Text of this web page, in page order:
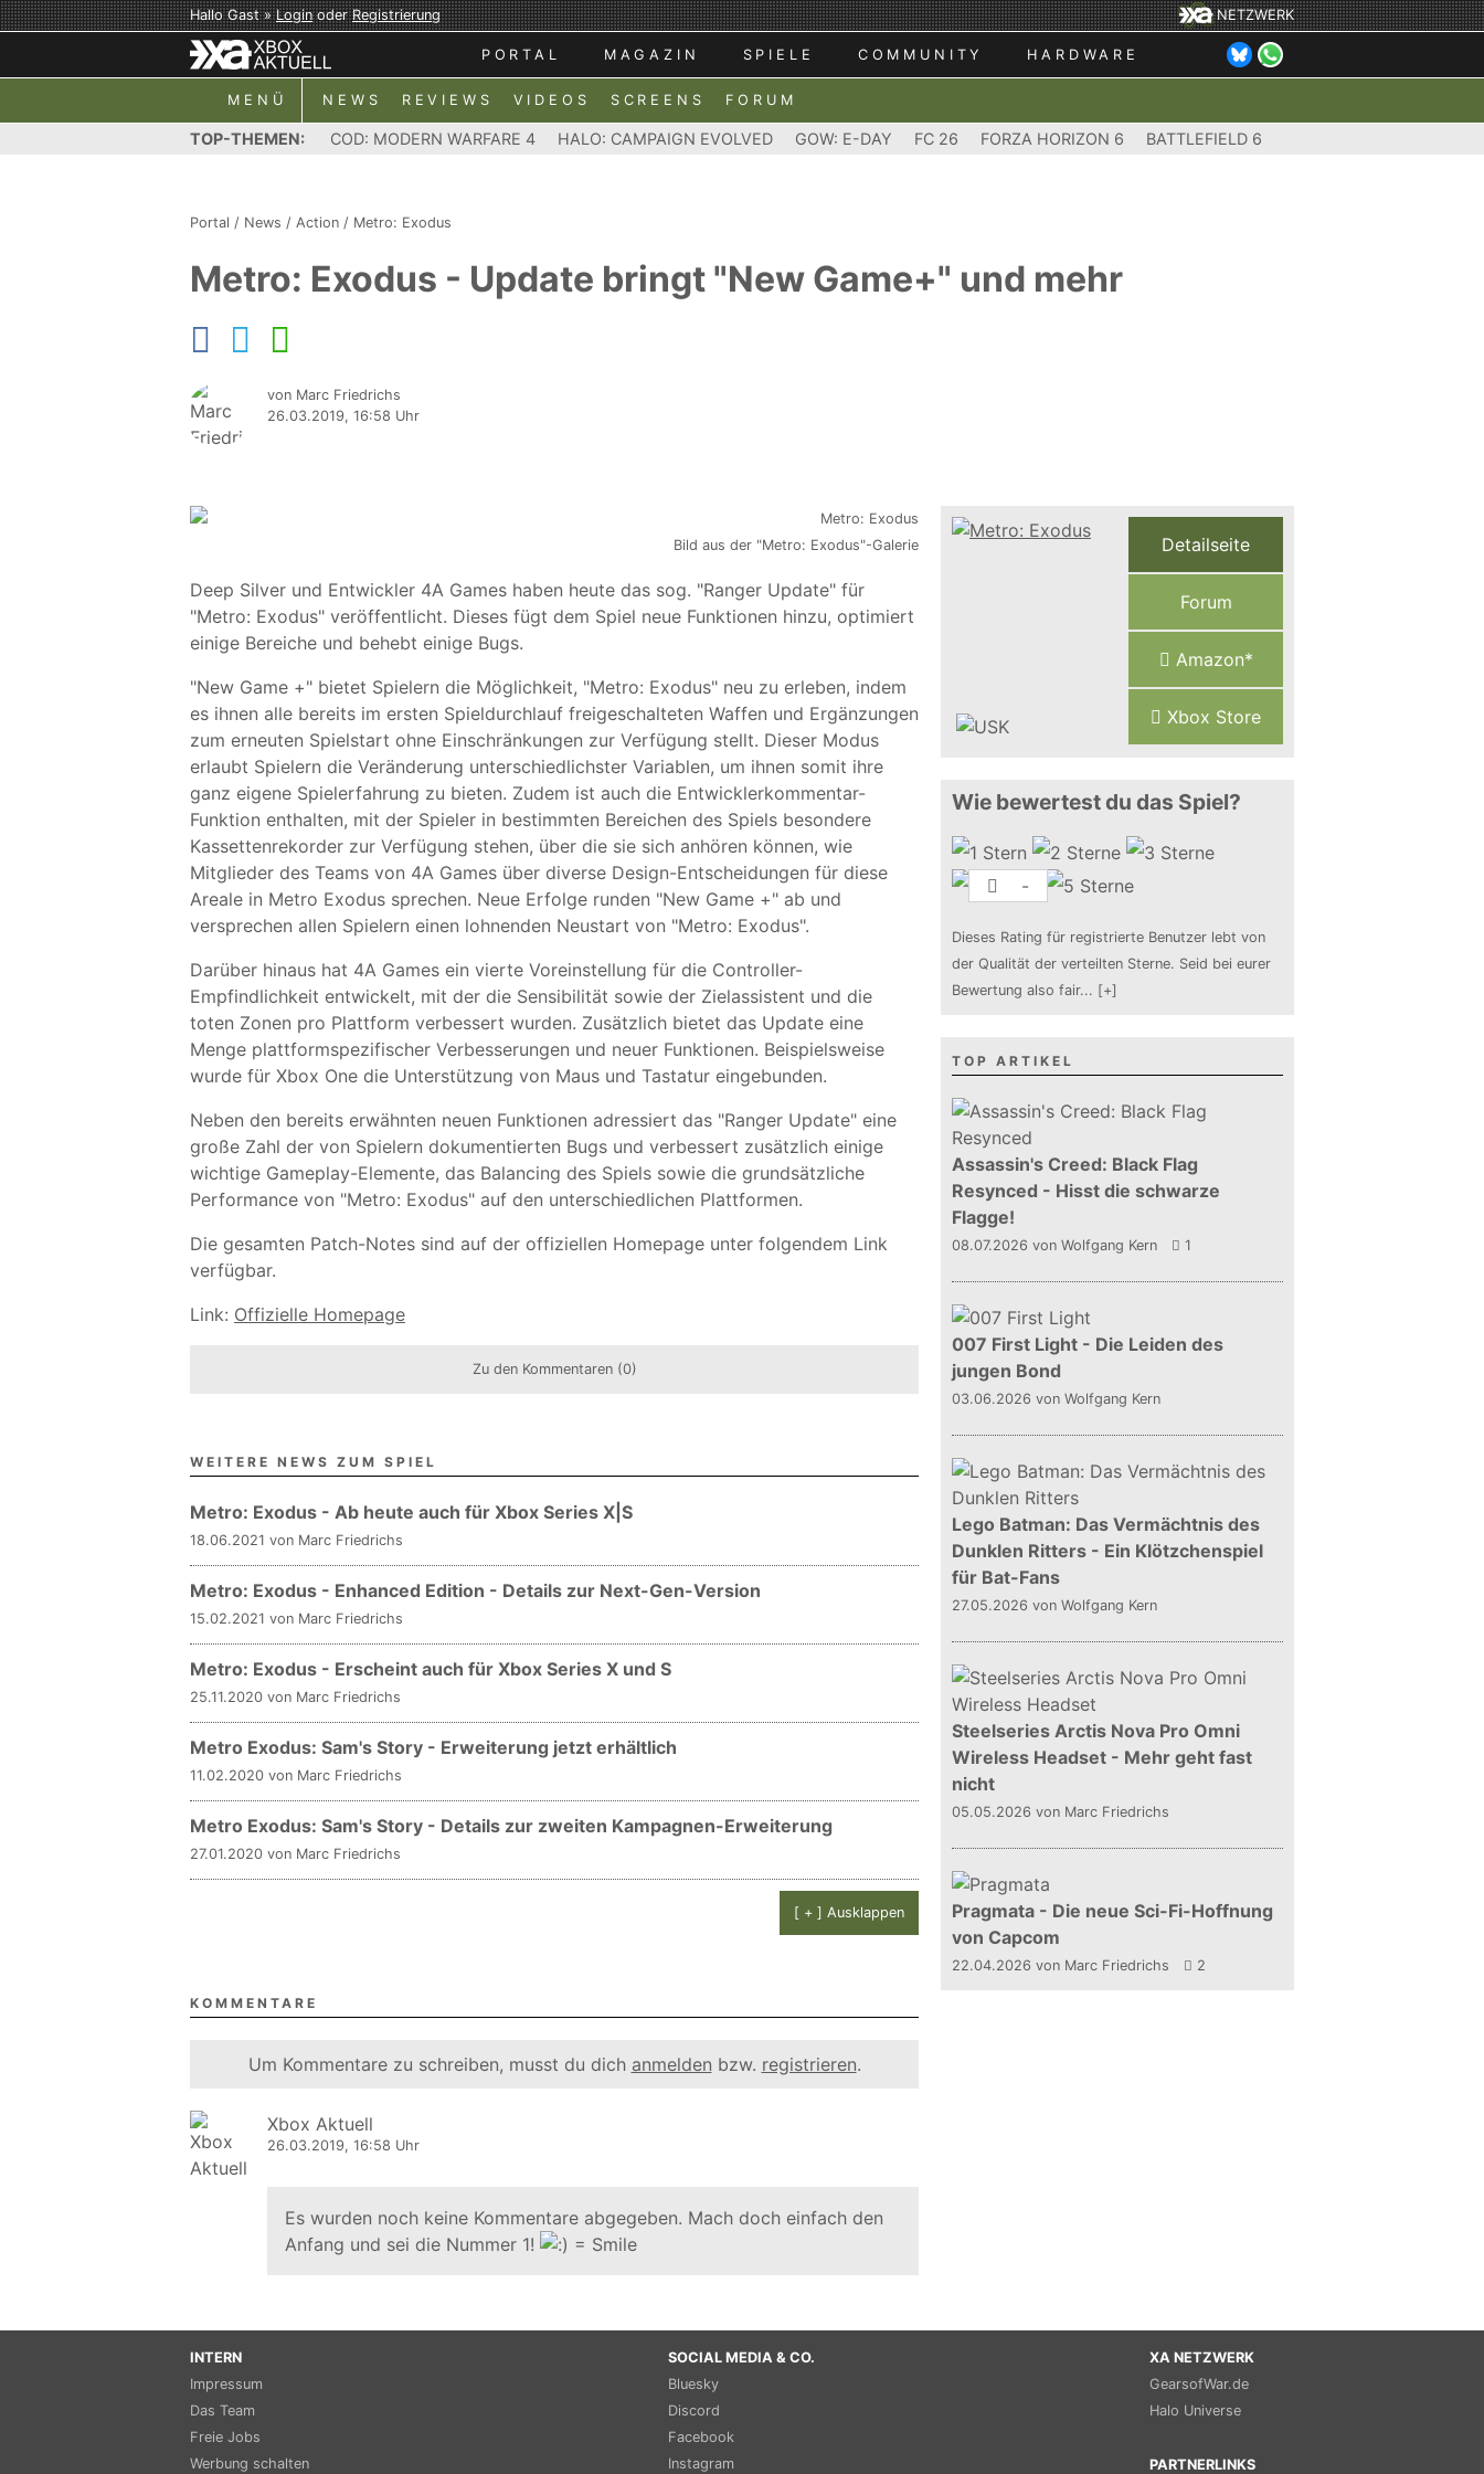
Hallo Gast »LoginoderRegistrierung NETZWERK
PORTAL MAGAZIN SPIELE COMMUNITY HARDWARE
MENÜ NEWS REVIEWS VIDEOS SCREENS FORUM
TOP-THEMEN: COD: MODERN WARFARE 4 HALO: CAMPAIGN EVOLVED GOW: E-DAY FC 26 FORZA HORIZON 6 BATTLEFIELD 6
Portal / News / Action / Metro: Exodus
Metro: Exodus - Update bringt "New Game+" und mehr
von Marc Friedrichs
26.03.2019, 16:58 Uhr
Bild aus der "Metro: Exodus"-Galerie
Deep Silver und Entwickler 4A Games haben heute das sog. "Ranger Update" für
"Metro: Exodus" veröffentlicht. Dieses fügt dem Spiel neue Funktionen hinzu, optimiert
einige Bereiche und behebt einige Bugs.
"New Game +" bietet Spielern die Möglichkeit, "Metro: Exodus" neu zu erleben, indem
es ihnen alle bereits im ersten Spieldurchlauf freigeschalteten Waffen und Ergänzungen
zum erneuten Spielstart ohne Einschränkungen zur Verfügung stellt. Dieser Modus
erlaubt Spielern die Veränderung unterschiedlichster Variablen, um ihnen somit ihre
ganz eigene Spielerfahrung zu bieten. Zudem ist auch die Entwicklerkommentar-
Funktion enthalten, mit der Spieler in bestimmten Bereichen des Spiels besondere
Kassettenrekorder zur Verfügung stehen, über die sie sich anhören können, wie
Mitglieder des Teams von 4A Games über diverse Design-Entscheidungen für diese
Areale in Metro Exodus sprechen. Neue Erfolge runden "New Game +" ab und
versprechen allen Spielern einen lohnenden Neustart von "Metro: Exodus".
Darüber hinaus hat 4A Games ein vierte Voreinstellung für die Controller-
Empfindlichkeit entwickelt, mit der die Sensibilität sowie der Zielassistent und die
toten Zonen pro Plattform verbessert wurden. Zusätzlich bietet das Update eine
Menge plattformspezifischer Verbesserungen und neuer Funktionen. Beispielsweise
wurde für Xbox One die Unterstützung von Maus und Tastatur eingebunden.
Neben den bereits erwähnten neuen Funktionen adressiert das "Ranger Update" eine
große Zahl der von Spielern dokumentierten Bugs und verbessert zusätzlich einige
wichtige Gameplay-Elemente, das Balancing des Spiels sowie die grundsätzliche
Performance von "Metro: Exodus" auf den unterschiedlichen Plattformen.
Die gesamten Patch-Notes sind auf der offiziellen Homepage unter folgendem Link
verfügbar.
Link: Offizielle Homepage
Zu den Kommentaren (0)
WEITERE NEWS ZUM SPIEL
Metro: Exodus - Ab heute auch für Xbox Series X|S
18.06.2021 von Marc Friedrichs
Metro: Exodus - Enhanced Edition - Details zur Next-Gen-Version
15.02.2021 von Marc Friedrichs
Metro: Exodus - Erscheint auch für Xbox Series X und S
25.11.2020 von Marc Friedrichs
Metro Exodus: Sam's Story - Erweiterung jetzt erhältlich
11.02.2020 von Marc Friedrichs
Metro Exodus: Sam's Story - Details zur zweiten Kampagnen-Erweiterung
27.01.2020 von Marc Friedrichs
[ + ] Ausklappen
KOMMENTARE
Um Kommentare zu schreiben, musst du dich anmelden bzw. registrieren.
Xbox Aktuell
26.03.2019, 16:58 Uhr
Es wurden noch keine Kommentare abgegeben. Mach doch einfach den
Anfang und sei die Nummer 1!
Detailseite
Forum
Amazon*
Xbox Store
Wie bewertest du das Spiel?
-
Dieses Rating für registrierte Benutzer lebt von
der Qualität der verteilten Sterne. Seid bei eurer
Bewertung also fair... [+]
TOP ARTIKEL
Assassin's Creed: Black Flag
Resynced - Hisst die schwarze
Flagge!
08.07.2026 von Wolfgang Kern 1
007 First Light - Die Leiden des
jungen Bond
03.06.2026 von Wolfgang Kern
Lego Batman: Das Vermächtnis des
Dunklen Ritters - Ein Klötzchenspiel
für Bat-Fans
27.05.2026 von Wolfgang Kern
Steelseries Arctis Nova Pro Omni
Wireless Headset - Mehr geht fast
nicht
05.05.2026 von Marc Friedrichs
Pragmata - Die neue Sci-Fi-Hoffnung
von Capcom
22.04.2026 von Marc Friedrichs 2
INTERN
Impressum
Das Team
Freie Jobs
Werbung schalten
SOCIAL MEDIA & CO.
Bluesky
Discord
Facebook
Instagram
XA NETZWERK
GearsofWar.de
Halo Universe
PARTNERLINKS